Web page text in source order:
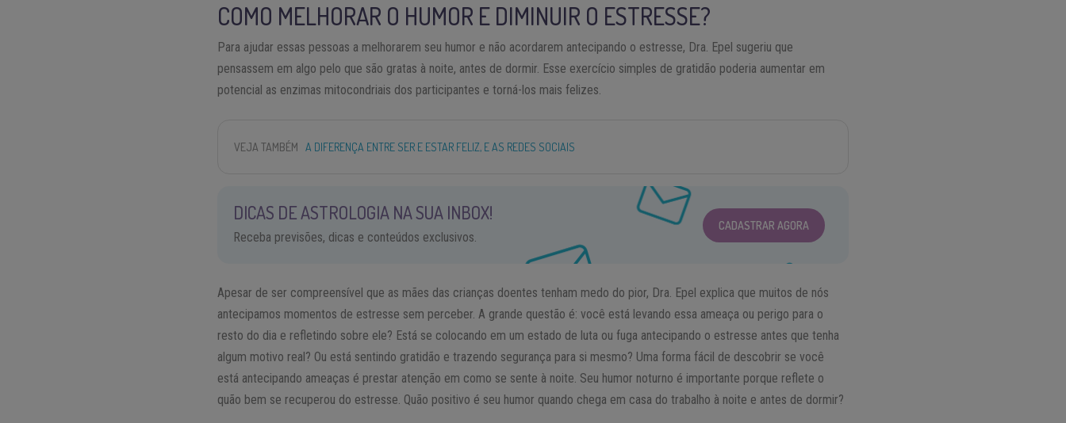
COMO MELHORAR O HUMOR E DIMINUIR O ESTRESSE?
Para ajudar essas pessoas a melhorarem seu humor e não acordarem antecipando o estresse, Dra. Epel sugeriu que
pensassem em algo pelo que são gratas à noite, antes de dormir. Esse exercício simples de gratidão poderia aumentar em
potencial as enzimas mitocondriais dos participantes e torná-los mais felizes.
VEJA TAMBÉM A DIFERENÇA ENTRE SER E ESTAR FELIZ, E AS REDES SOCIAIS
DICAS DE ASTROLOGIA NA SUA INBOX!
Receba previsões, dicas e conteúdos exclusivos.
CADASTRAR AGORA
Apesar de ser compreensível que as mães das crianças doentes tenham medo do pior, Dra. Epel explica que muitos de nós
antecipamos momentos de estresse sem perceber. A grande questão é: você está levando essa ameaça ou perigo para o
resto do dia e refletindo sobre ele? Está se colocando em um estado de luta ou fuga antecipando o estresse antes que tenha
algum motivo real? Ou está sentindo gratidão e trazendo segurança para si mesmo? Uma forma fácil de descobrir se você
está antecipando ameaças é prestar atenção em como se sente à noite. Seu humor noturno é importante porque reflete o
quão bem se recuperou do estresse. Quão positivo é seu humor quando chega em casa do trabalho à noite e antes de dormir?